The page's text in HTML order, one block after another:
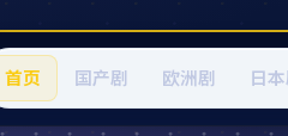
首页 国产剧 欧洲剧 日